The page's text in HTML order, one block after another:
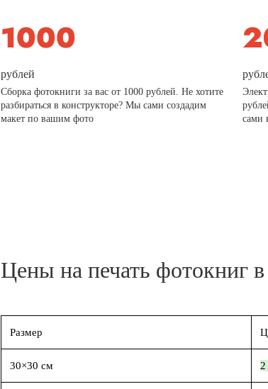
рублей
Сборка фотокниги за вас от 1000 рублей. Не хотите
разбираться в конструкторе? Мы сами создадим
макет по вашим фото
сами
Цены на печать фотокниг
Размер
30×30 см